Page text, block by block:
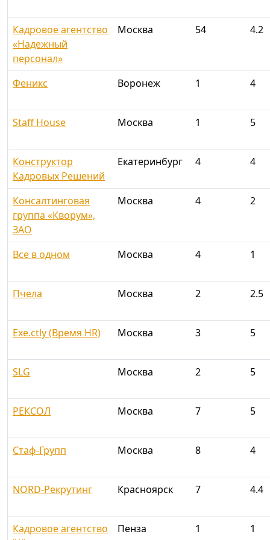
Кадровое агентство
«Надежный
персонал»
Москва 54 4.2
Феникс Воронеж 1 4
Staff House Москва 1 5
Конструктор
Кадровых Решений
Екатеринбург 4 4
Консалтинговая
группа «Кворум»,
ЗАО
Москва 4 2
Все в одном Москва 4 1
Пчела Москва 2 2.5
Exe.ctly (Время HR) Москва 3 5
SLG Москва 2 5
РЕКСОЛ Москва 7 5
Стаф-Групп Москва 8 4
NORD-Рекрутинг Красноярск 7 4.4
Кадровое агентство
Пенза 1 1